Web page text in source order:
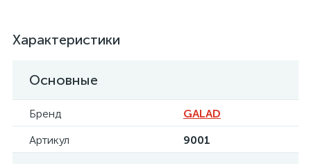
Характеристики
Основные
Бренд
GALAD
Артикул
9001